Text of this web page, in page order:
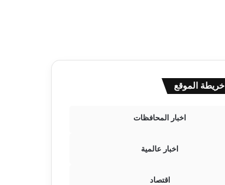
خريطة الموقع
اخبار المحافظات
اخبار عالمية
اقتصاد